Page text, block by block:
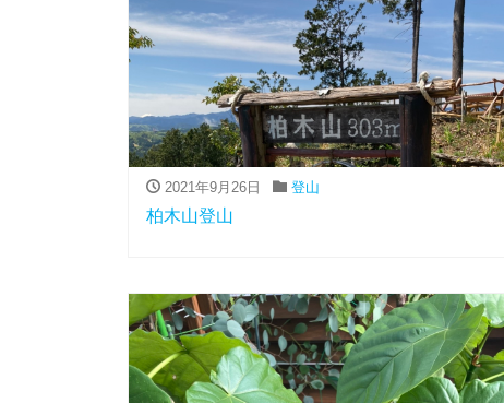
2021年9月26日 登山
柏木山登山